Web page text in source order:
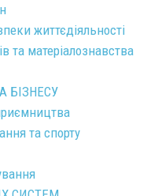
життєдіяльності
та матеріалознавства
БІЗНЕСУ
та спорту